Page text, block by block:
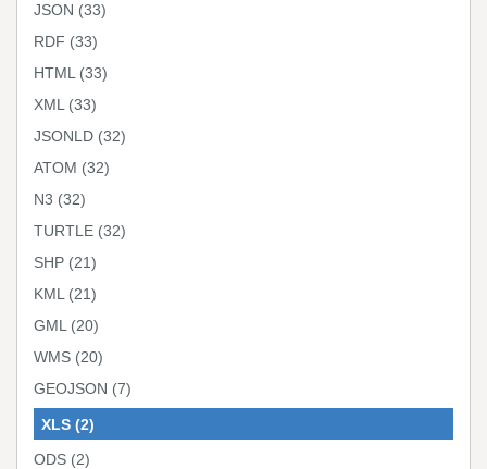
JSON (33)
RDF (33)
HTML (33)
XML (33)
JSONLD (32)
ATOM (32)
N3 (32)
TURTLE (32)
SHP (21)
KML (21)
GML (20)
WMS (20)
GEOJSON (7)
XLS (2)
ODS (2)